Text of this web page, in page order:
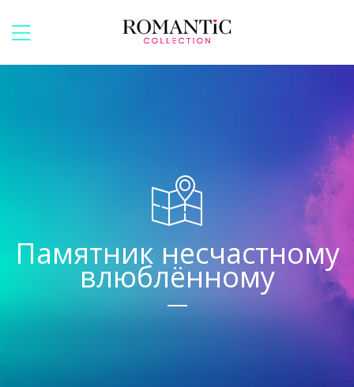
Памятник несчастному
влюблённому